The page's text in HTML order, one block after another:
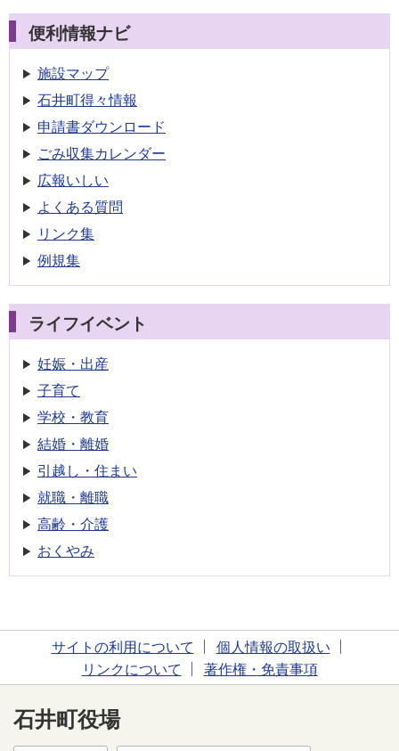
便利情報ナビ
施設マップ
石井町得々情報
申請書ダウンロード
ごみ収集カレンダー
広報いしい
よくある質問
リンク集
例規集
ライフイベント
妊娠・出産
子育て
学校・教育
結婚・離婚
引越し・住まい
就職・離職
高齢・介護
おくやみ
サイトの利用について
個人情報の取扱い
リンクについて
著作権・免責事項
石井町役場